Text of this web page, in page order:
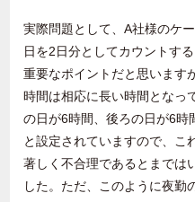
実際問題として、A社様のケ
日を2日分としてカウントす
重要なポイントだと思います
時間は相応に長い時間となっ
の日が6時間、後ろの日が6時
と設定されていますので、こ
著しく不合理であるとまでは
した。ただ、このように夜勤